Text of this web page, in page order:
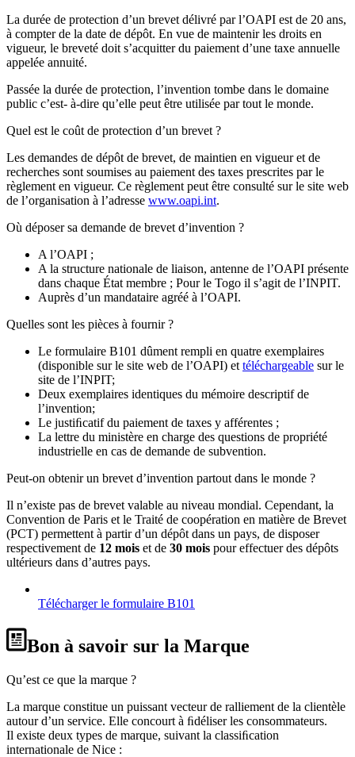
La durée de protection d’un brevet délivré par l’OAPI est de 20 ans,
à compter de la date de dépôt. En vue de maintenir les droits en
vigueur, le breveté doit s’acquitter du paiement d’une taxe annuelle
appelée annuité.
Passée la durée de protection, l’invention tombe dans le domaine
public c’est- à-dire qu’elle peut être utilisée par tout le monde.
Quel est le coût de protection d’un brevet ?
Les demandes de dépôt de brevet, de maintien en vigueur et de
recherches sont soumises au paiement des taxes prescrites par le
règlement en vigueur. Ce règlement peut être consulté sur le site web
de l’organisation à l’adresse www.oapi.int.
Où déposer sa demande de brevet d’invention ?
A l’OAPI ;
A la structure nationale de liaison, antenne de l’OAPI présente
dans chaque État membre ; Pour le Togo il s’agit de l’INPIT.
Auprès d’un mandataire agréé à l’OAPI.
Quelles sont les pièces à fournir ?
Le formulaire B101 dûment rempli en quatre exemplaires
(disponible sur le site web de l’OAPI) et téléchargeable sur le
site de l’INPIT;
Deux exemplaires identiques du mémoire descriptif de
l’invention;
Le justiﬁcatif du paiement de taxes y afférentes ;
La lettre du ministère en charge des questions de propriété
industrielle en cas de demande de subvention.
Peut-on obtenir un brevet d’invention partout dans le monde ?
Il n’existe pas de brevet valable au niveau mondial. Cependant, la
Convention de Paris et le Traité de coopération en matière de Brevet
(PCT) permettent à partir d’un dépôt dans un pays, de disposer
respectivement de 12 mois et de 30 mois pour effectuer des dépôts
ultérieurs dans d’autres pays.
Télécharger le formulaire B101
Bon à savoir sur la Marque
Qu’est ce que la marque ?
La marque constitue un puissant vecteur de ralliement de la clientèle
autour d’un service. Elle concourt à ﬁdéliser les consommateurs.
Il existe deux types de marque, suivant la classiﬁcation
internationale de Nice :